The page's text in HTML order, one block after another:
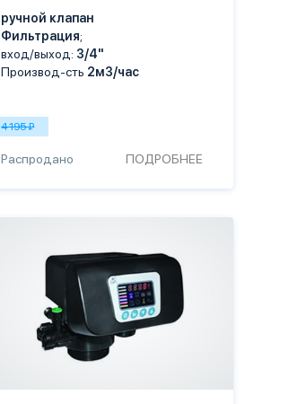
ручной клапан
Фильтрация;
вход/выход: 3/4"
Производ-сть 2м3/час
4 195 ₽
Распродано ПОДРОБНЕЕ